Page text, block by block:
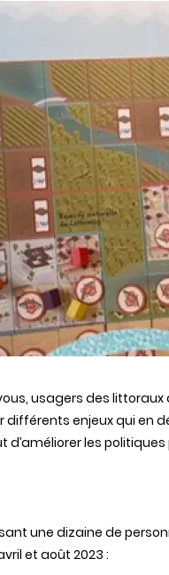
usagers des littoraux
enjeux qui en
les
une dizaine de
et août 2023 :